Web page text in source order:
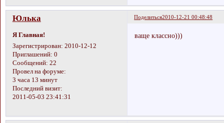
Поделиться2010-12-21 00:48:48
Юлька
Я Главная!
Зарегистрирован: 2010-12-12
Приглашений: 0
Сообщений: 22
Провел на форуме:
3 часа 13 минут
Последний визит:
2011-05-03 23:41:31
ваще классно)))